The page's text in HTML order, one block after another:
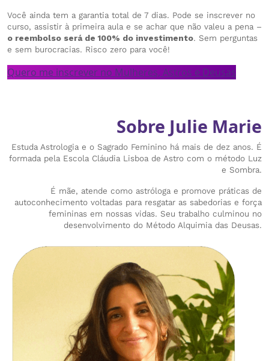
Você ainda tem a garantia total de 7 dias. Pode se inscrever no
curso, assistir à primeira aula e se achar que não valeu a pena –
o reembolso será de 100% do investimento. Sem perguntas
e sem burocracias. Risco zero para você!
Quero me inscrever no Mulheres, Astros e Deusas
Sobre Julie Marie
Estuda Astrologia e o Sagrado Feminino há mais de dez anos. É
formada pela Escola Cláudia Lisboa de Astro com o método Luz
e Sombra.
É mãe, atende como astróloga e promove práticas de
autoconhecimento voltadas para resgatar as sabedorias e força
femininas em nossas vidas. Seu trabalho culminou no
desenvolvimento do Método Alquimia das Deusas.